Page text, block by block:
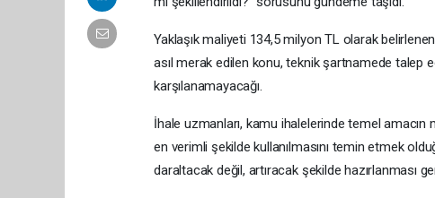
Yaklaşık maliyeti 134,5 milyon TL olarak
asıl merak edilen konu, teknik şartnamede talep
karşılanamayacağı.
İhale uzmanları, kamu ihalelerinde temel amacın
en verimli şekilde kullanılmasını temin etmek
daraltacak değil, artıracak şekilde hazırlanması